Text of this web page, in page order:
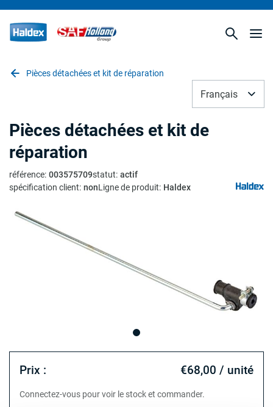
Pièces détachées et kit de réparation
Français
Pièces détachées et kit de
réparation
référence: 003575709statut: actif
spécification client: nonLigne de produit: Haldex
Prix : €68,00 / unité
Connectez-vous pour voir le stock et commander.